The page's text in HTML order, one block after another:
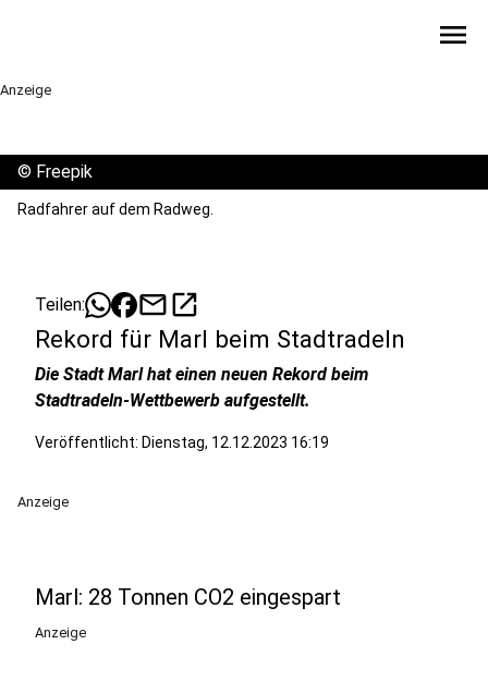
menu
Anzeige
© Freepik
Radfahrer auf dem Radweg.
Teilen: mailopen_in_new
Rekord für Marl beim Stadtradeln
Die Stadt Marl hat einen neuen Rekord beim
Stadtradeln-Wettbewerb aufgestellt.
Veröffentlicht: Dienstag, 12.12.2023 16:19
Anzeige
Marl: 28 Tonnen CO2 eingespart
Anzeige